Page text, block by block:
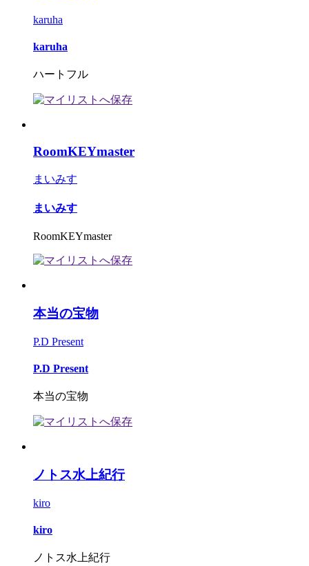
karuha
karuha
ハートフル
RoomKEYmaster
まいみす
まいみす
RoomKEYmaster
本当の宝物
P.D Present
P.D Present
本当の宝物
ノトス水上紀行
kiro
kiro
ノトス水上紀行